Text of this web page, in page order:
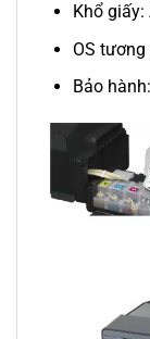
Khổ giấy:
OS
Bảo